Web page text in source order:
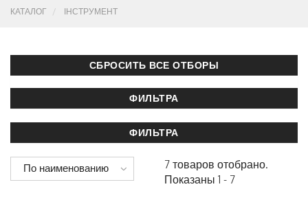
КАТАЛОГ
ІНСТРУМЕНТ
По наименованию
7 товаров отобрано.
Показаны 1 - 7